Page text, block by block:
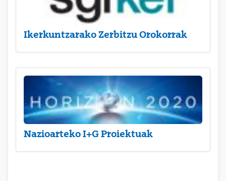
Ikerkuntzarako Zerbitzu Orokorrak
Nazioarteko I+G Proiektuak